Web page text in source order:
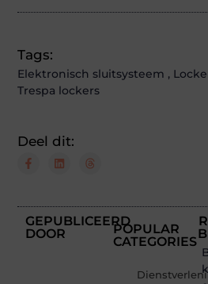
Tags:
Elektronisch sluitsysteem ,
Trespa lockers
Deel dit:
GEPUBLICEERD
DOOR
POPULAR
CATEGORIES